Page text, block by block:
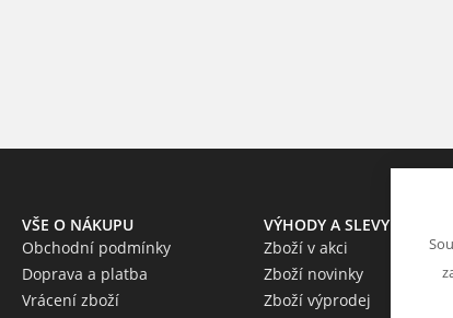
VŠE O NÁKUPU
Obchodní podmínky
Doprava a platba
Vrácení zboží
VÝHODY A SLEVY
Zboží v akci
Zboží novinky
Zboží výprodej